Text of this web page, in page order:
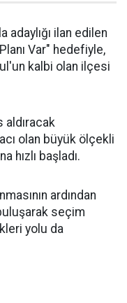
adaylığı ilan edilen
Var" hedefiyle,
kalbi olan ilçesi
aldıracak
olan büyük ölçekli
hızlı başladı.
ardından
seçim
yolu da